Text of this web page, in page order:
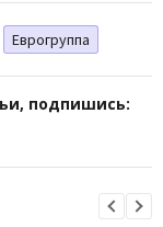
Еврогруппа
подпишись: